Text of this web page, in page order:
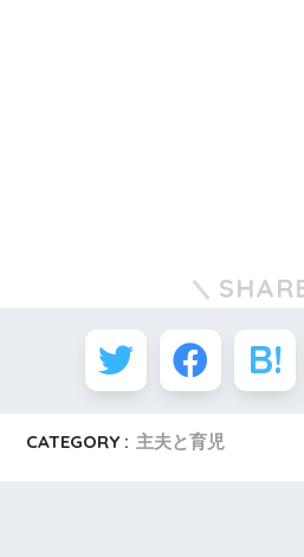
CATEGORY : 主夫と育児